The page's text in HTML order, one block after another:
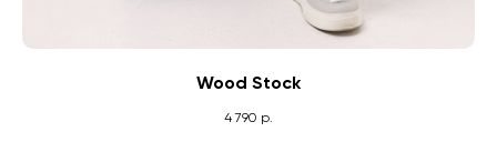
Wood Stock
4 790 р.